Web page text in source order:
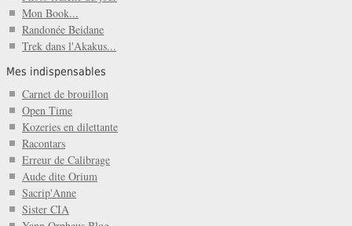
Mon Book...
Randonée Beidane
Trek dans l'Akakus...
Mes indispensables
Carnet de brouillon
Open Time
Kozeries en dilettante
Racontars
Erreur de Calibrage
Aude dite Orium
Sacrip'Anne
Sister CIA